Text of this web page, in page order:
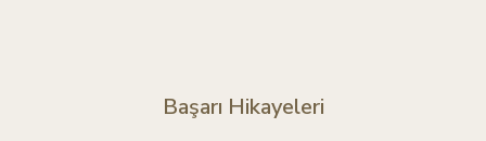
Başarı Hikayeleri